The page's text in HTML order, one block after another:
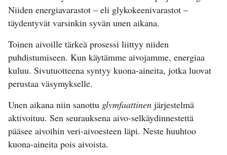
Niiden energiavarastot – eli glykokeenivarastot –
täydentyvät varsinkin syvän unen aikana.
Toinen aivoille tärkeä prosessi liittyy niiden
puhdistumiseen. Kun käytämme aivojamme, energiaa
kuluu. Sivutuotteena syntyy kuona-aineita, jotka luovat
perustaa väsymykselle.
Unen aikana niin sanottu glymfaattinen järjestelmä
aktivoituu. Sen seurauksena aivo-selkäydinnestettä
pääsee aivoihin veri-aivoesteen läpi. Neste huuhtoo
kuona-aineita pois aivoista.